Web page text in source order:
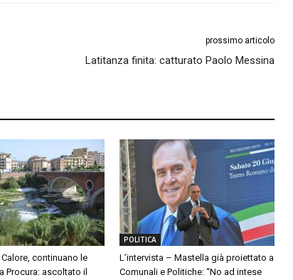
prossimo articolo
Latitanza finita: catturato Paolo Messina
continuano le
Procura: ascoltato il
POLITICA
L’intervista – Mastella già proiettato a
Comunali e Politiche: “No ad intese